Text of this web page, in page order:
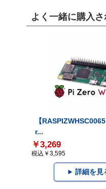
よく一緒に購入
【
r...
￥3,269
税込￥3,595
詳細を見